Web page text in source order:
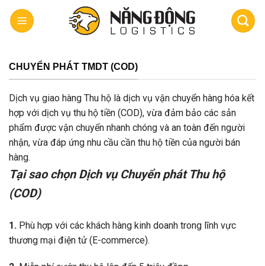
Skip
content
CHUYỂN PHÁT TMDT (COD)
Dịch vụ giao hàng Thu hộ là dịch vụ vận chuyển hàng hóa kết
hợp với dịch vụ thu hộ tiền (COD), vừa đảm bảo các sản
phẩm được vận chuyển nhanh chóng và an toàn đến người
nhận, vừa đáp ứng nhu cầu cần thu hộ tiền của người bán
hàng.
Tại sao chọn Dịch vụ Chuyển phát Thu hộ
(COD)
1. Phù hợp với các khách hàng kinh doanh trong lĩnh vực
thương mại điện tử (E-commerce).